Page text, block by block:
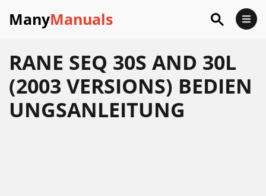
ManyManuals
RANE SEQ 30S AND 30L
(2003 VERSIONS) BEDIEN
UNGSANLEITUNG